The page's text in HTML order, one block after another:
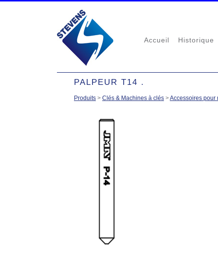
Accueil Historique
PALPEUR T14 .
Produits > Clés & Machines à clés >Accessoires pour